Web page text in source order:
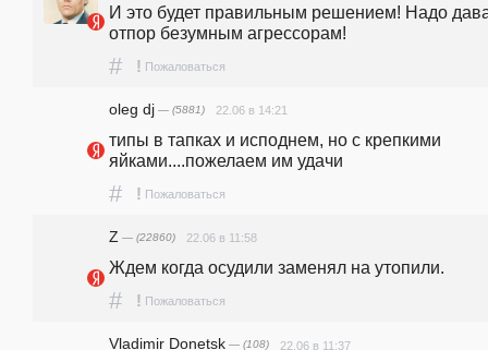
И это будет правильным решением! Надо
отпор безумным агрессорам!
# ! Пожаловаться
oleg dj — (5881) 22.06 в 14:21
типы в тапках и исподнем, но с крепкими
яйками....пожелаем им удачи
# ! Пожаловаться
Z — (22860) 22.06 в 11:58
Ждем когда осудили заменял на утопили.
# ! Пожаловаться
Vladimir Donetsk — (108) 22.06 в 11:37